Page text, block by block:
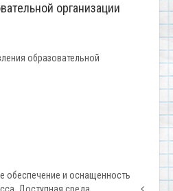
организации
образовательной
обеспечение и оснащенность